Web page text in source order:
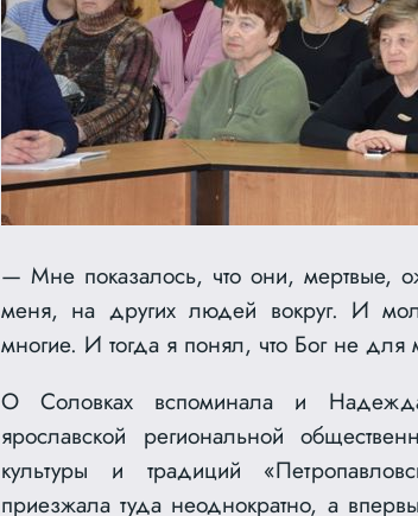
— Мне показалось, что они, мертвые,
меня, на других людей вокруг. И
многие. И тогда я понял, что Бог не
О Соловках вспоминала и
ярославской региональной
культуры и традиций
приезжала туда неоднократно, а